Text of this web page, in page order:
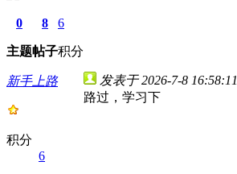
0
主题
8
帖子
6
积分
新手上路
积分
6
发表于 2026-7-8 16:58:11
路过，学习下